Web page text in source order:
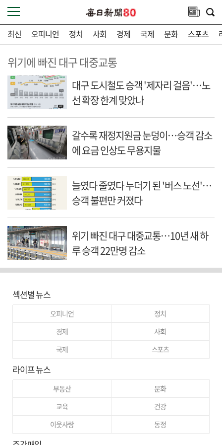
최신 오피니언 정치 사회 경제 국제 문화 스포츠
위기에 빠진 대구 대중교통
대구 도시철도 승객 '제자리 걸음'…노
선 확장 한계 맞았나
갈수록 재정지원금 눈덩이…승객 감소
에 요금 인상도 무용지물
늘였다 줄였다 누더기 된 '버스 노선'…
승객 불편만 커졌다
위기 빠진 대구 대중교통…10년 새 하
루 승객 22만명 감소
섹션별 뉴스
오피니언
정치
경제
사회
국제
스포츠
라이프 뉴스
부동산
문화
교육
건강
이웃사랑
동정